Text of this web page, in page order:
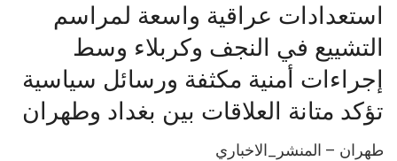
استعدادات عراقية واسعة لمراسم
التشييع في النجف وكربلاء وسط
إجراءات أمنية مكثفة ورسائل سياسية
تؤكد متانة العلاقات بين بغداد وطهران
طهران – المنشر_الاخباري